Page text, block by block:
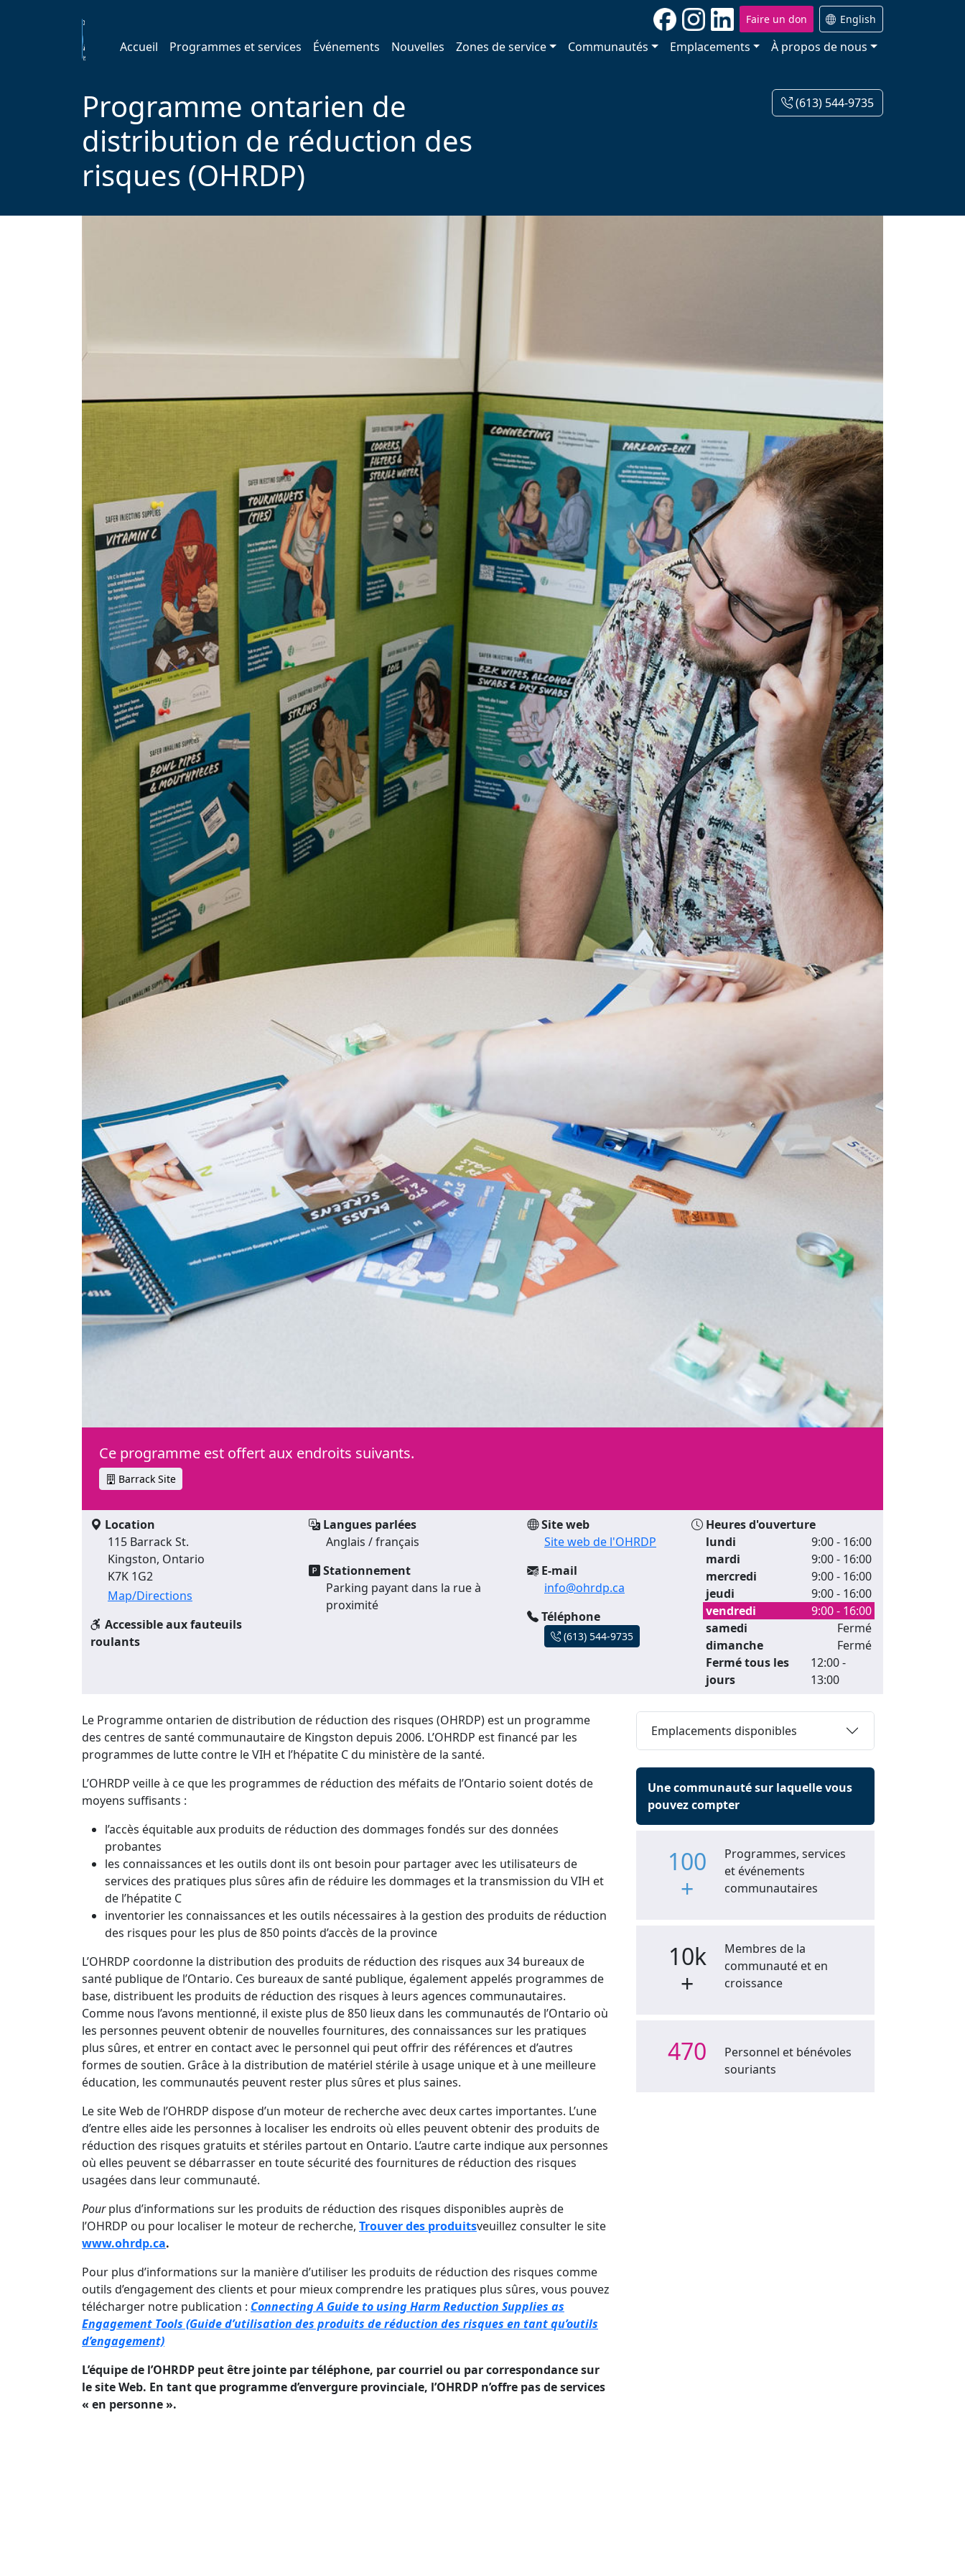
Faire un don English
Accueil Programmes et services Événements Nouvelles Zones de service Communautés Emplacements À propos de nous
Programme ontarien de
distribution de réduction des
risques (OHRDP)
(613) 544-9735
Ce programme est offert aux endroits suivants.
Barrack Site
Location
115 Barrack St.
Kingston, Ontario
K7K 1G2
Map/Directions
Accessible aux fauteuils
roulants
Langues parlées
Anglais / français
Stationnement
Parking payant dans la rue à
proximité
Site web
Site web de l'OHRDP
E-mail
info@ohrdp.ca
Téléphone
(613) 544-9735
Heures d'ouverture
lundi
9:00 - 16:00
mardi
9:00 - 16:00
mercredi
9:00 - 16:00
jeudi
9:00 - 16:00
vendredi
9:00 - 16:00
samedi
Fermé
dimanche
Fermé
Fermé tous les
jours
12:00 -
13:00
Le Programme ontarien de distribution de réduction des risques (OHRDP) est un programme
des centres de santé communautaire de Kingston depuis 2006. L’OHRDP est financé par les
programmes de lutte contre le VIH et l’hépatite C du ministère de la santé.
L’OHRDP veille à ce que les programmes de réduction des méfaits de l’Ontario soient dotés de
moyens suffisants :
l’accès équitable aux produits de réduction des dommages fondés sur des données
probantes
les connaissances et les outils dont ils ont besoin pour partager avec les utilisateurs de
services des pratiques plus sûres afin de réduire les dommages et la transmission du VIH et
de l’hépatite C
inventorier les connaissances et les outils nécessaires à la gestion des produits de réduction
des risques pour les plus de 850 points d’accès de la province
L’OHRDP coordonne la distribution des produits de réduction des risques aux 34 bureaux de
santé publique de l’Ontario. Ces bureaux de santé publique, également appelés programmes de
base, distribuent les produits de réduction des risques à leurs agences communautaires.
Comme nous l’avons mentionné, il existe plus de 850 lieux dans les communautés de l’Ontario où
les personnes peuvent obtenir de nouvelles fournitures, des connaissances sur les pratiques
plus sûres, et entrer en contact avec le personnel qui peut offrir des références et d’autres
formes de soutien. Grâce à la distribution de matériel stérile à usage unique et à une meilleure
éducation, les communautés peuvent rester plus sûres et plus saines.
Le site Web de l’OHRDP dispose d’un moteur de recherche avec deux cartes importantes. L’une
d’entre elles aide les personnes à localiser les endroits où elles peuvent obtenir des produits de
réduction des risques gratuits et stériles partout en Ontario. L’autre carte indique aux personnes
où elles peuvent se débarrasser en toute sécurité des fournitures de réduction des risques
usagées dans leur communauté.
Pourplus d’informations sur les produits de réduction des risques disponibles auprès de
l’OHRDP ou pour localiser le moteur de recherche, Trouver des produitsveuillez consulter le site
www.ohrdp.ca.
Pour plus d’informations sur la manière d’utiliser les produits de réduction des risques comme
outils d’engagement des clients et pour mieux comprendre les pratiques plus sûres, vous pouvez
télécharger notre publication : Connecting A Guide to using Harm Reduction Supplies as
Engagement Tools (Guide d’utilisation des produits de réduction des risques en tant qu’outils
d’engagement)
L’équipe de l’OHRDP peut être jointe par téléphone, par courriel ou par correspondance sur
le site Web. En tant que programme d’envergure provinciale, l’OHRDP n’offre pas de services
« en personne ».
Emplacements disponibles
Une communauté sur laquelle vous
pouvez compter
100
+
Programmes, services
et événements
communautaires
10k
+
Membres de la
communauté et en
croissance
470
Personnel et bénévoles
souriants